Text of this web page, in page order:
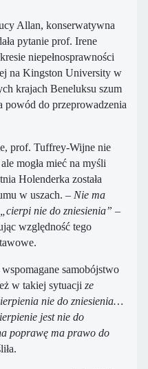
Allan, konserwatywna
pytanie prof. Irene
niepełnosprawności
na Kingston University w
krajach Beneluksu szum
powód do przeprowadzenia
prof. Tuffrey-Wijne nie
mogła mieć na myśli
Holenderka została
w uszach. – Nie ma
nie do zniesienia” –
względność tego
samobójstwo
w takiej sytuacji ze
nie do zniesienia…
jest nie do
poprawę ma prawo do